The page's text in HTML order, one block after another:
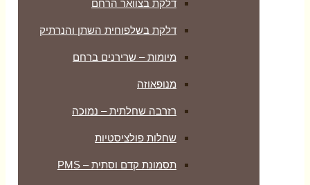
דלקת בצוואר הרחם
דלקת בשלפוחית השתן והנרתיק
מיומות – שרירנים ברחם
מנופאוזה
רזרבה שחלתית – נמוכה
שחלות פולציסטיות
תסמונת קדם וסתית – PMS